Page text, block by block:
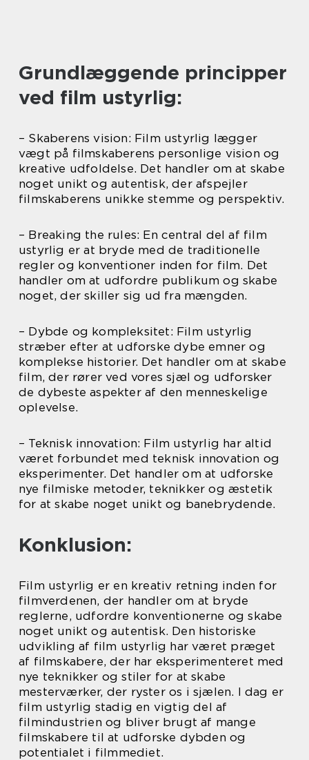
Grundlæggende principper
ved film ustyrlig:
– Skaberens vision: Film ustyrlig lægger
vægt på filmskaberens personlige vision og
kreative udfoldelse. Det handler om at skabe
noget unikt og autentisk, der afspejler
filmskaberens unikke stemme og perspektiv.
– Breaking the rules: En central del af film
ustyrlig er at bryde med de traditionelle
regler og konventioner inden for film. Det
handler om at udfordre publikum og skabe
noget, der skiller sig ud fra mængden.
– Dybde og kompleksitet: Film ustyrlig
stræber efter at udforske dybe emner og
komplekse historier. Det handler om at skabe
film, der rører ved vores sjæl og udforsker
de dybeste aspekter af den menneskelige
oplevelse.
– Teknisk innovation: Film ustyrlig har altid
været forbundet med teknisk innovation og
eksperimenter. Det handler om at udforske
nye filmiske metoder, teknikker og æstetik
for at skabe noget unikt og banebrydende.
Konklusion:
Film ustyrlig er en kreativ retning inden for
filmverdenen, der handler om at bryde
reglerne, udfordre konventionerne og skabe
noget unikt og autentisk. Den historiske
udvikling af film ustyrlig har været præget
af filmskabere, der har eksperimenteret med
nye teknikker og stiler for at skabe
mesterværker, der ryster os i sjælen. I dag er
film ustyrlig stadig en vigtig del af
filmindustrien og bliver brugt af mange
filmskabere til at udforske dybden og
potentialet i filmmediet.